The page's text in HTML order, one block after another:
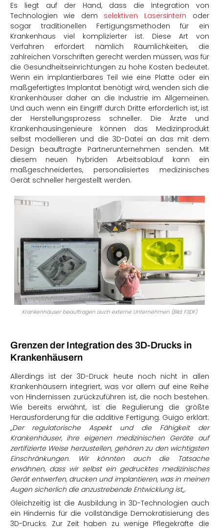
Es liegt auf der Hand, dass die Integration von
Technologien wie dem selektiven Lasersintern oder
sogar traditionellen Fertigungsmethoden für ein
Krankenhaus viel komplizierter ist. Diese Art von
Verfahren erfordert nämlich Räumlichkeiten, die
zahlreichen Vorschriften gerecht werden müssen, was für
die Gesundheitseinrichtungen zu hohe Kosten bedeutet.
Wenn ein implantierbares Teil wie eine Platte oder ein
maßgefertigtes Implantat benötigt wird, wenden sich die
Krankenhäuser daher an die Industrie im Allgemeinen.
Und auch wenn ein Eingriff durch Dritte erforderlich ist, ist
der Herstellungsprozess schneller. Die Ärzte und
Krankenhausingenieure können das Medizinprodukt
selbst modellieren und die 3D-Datei an das mit dem
Design beauftragte Partnerunternehmen senden. Mit
diesem neuen hybriden Arbeitsablauf kann ein
maßgeschneidertes, personalisiertes medizinisches
Gerät schneller hergestellt werden.
Krankenhäuser beauftragen auch externe Unternehmen (Bild: F3DF)
Grenzen der Integration des 3D-Drucks in
Krankenhäusern
Allerdings ist der 3D-Druck heute noch nicht in allen
Krankenhäusern integriert, was vor allem auf eine Reihe
von Hindernissen zurückzuführen ist, die noch bestehen.
Wie bereits erwähnt, ist die Regulierung die größte
Herausforderung für die additive Fertigung. Guigo erklärt:
„Der regulatorische Aspekt und die Fähigkeit der
Krankenhäuser, ihre eigenen medizinischen Geräte auf
zertifizierte Weise herzustellen, gehören zu den wichtigsten
Einschränkungen. Wir könnten auch die Tatsache
erwähnen, dass wir selbst ein gedrucktes medizinisches
Gerät entwerfen, drucken und implantieren, was in meinen
Augen sicherlich die anzustrebende Entwicklung ist„.
Gleichzeitig ist die Ausbildung in 3D-Technologien auch
ein Hindernis für die vollständige Demokratisierung des
3D-Drucks. Zur Zeit haben zu wenige Pflegekräfte die